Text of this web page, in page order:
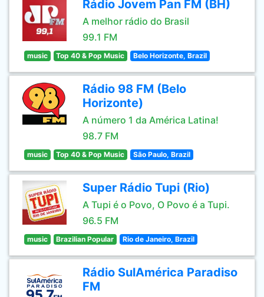
Rádio Jovem Pan FM (BH)
A melhor rádio do Brasil
99.1 FM
music Top 40 & Pop Music Belo Horizonte, Brazil
Rádio 98 FM (Belo
Horizonte)
A número 1 da América Latina!
98.7 FM
music Top 40 & Pop Music São Paulo, Brazil
Super Rádio Tupi (Rio)
A Tupi é o Povo, O Povo é a Tupi.
96.5 FM
music Brazilian Popular Rio de Janeiro, Brazil
Rádio SulAmérica Paradiso
FM